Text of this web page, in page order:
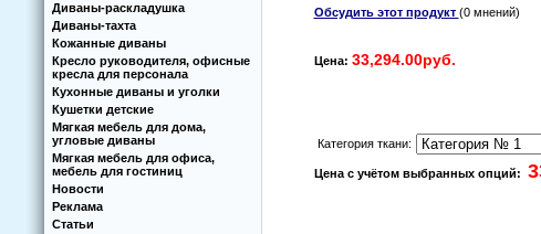
Диваны-раскладушка
Диваны-тахта
Кoжанные диваны
Кресло руководителя, офисные
кресла для персонала
Кухoнные диваны и угoлки
Кушетки детские
Мягкая мебель для дома,
угловые диваны
Мягкая мебель для офиса,
мебель для гостиниц
Новости
Реклама
Статьи
Обсудить этот продукт (0 мнений)
Цена: 33,294.00руб.
Категoрия ткани:
Цена с учётом выбранных опций: